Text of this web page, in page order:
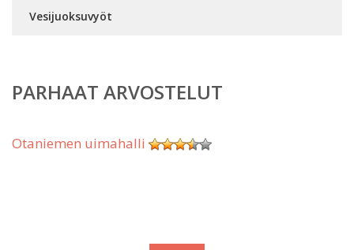
Vesijuoksuvyöt
PARHAAT ARVOSTELUT
Otaniemen uimahalli